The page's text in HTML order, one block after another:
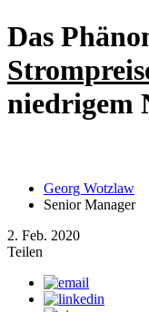
Das
niedrigem
Georg Wotzlaw
Senior Manager
2. Feb. 2020
Teilen